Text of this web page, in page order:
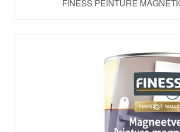
FINESS PEINTURE